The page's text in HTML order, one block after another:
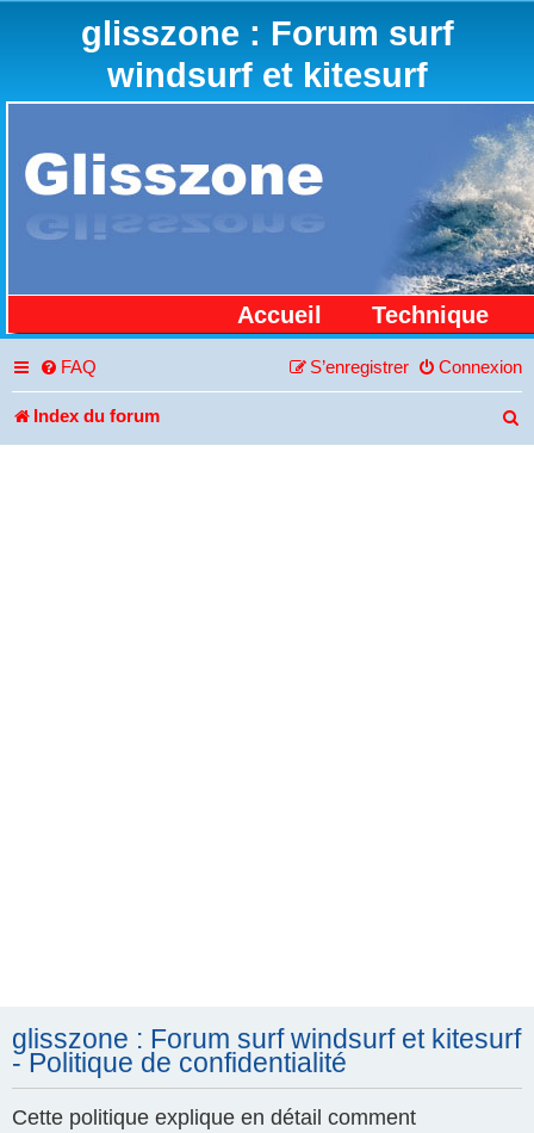
glisszone : Forum surf
windsurf et kitesurf
Accueil Technique
FAQ Connexion
S’enregistrer
Index du forum
glisszone : Forum surf windsurf et kitesurf
- Politique de confidentialité
Cette politique explique en détail comment